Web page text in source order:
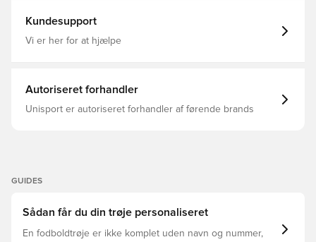
Kundesupport
Vi er her for at hjælpe
Autoriseret forhandler
Unisport er autoriseret forhandler af førende brands
GUIDES
Sådan får du din trøje personaliseret
En fodboldtrøje er ikke komplet uden navn og nummer,